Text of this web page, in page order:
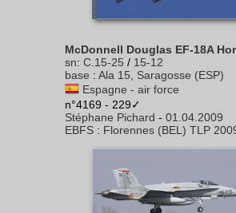
McDonnell Douglas EF-18A
sn: C.15-25 / 15-12
base : Ala 15, Saragosse (ESP)
Espagne - air force
n°4169 - 229✓
Stéphane Pichard - 01.04.2009
EBFS : Florennes (BEL) TLP